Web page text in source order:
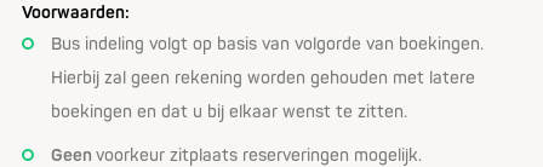
Voorwaarden:
Bus indeling volgt op basis van volgorde van boekingen.
Hierbij zal geen rekening worden gehouden met latere
boekingen en dat u bij elkaar wenst te zitten.
Geenvoorkeur zitplaats reserveringen mogelijk.